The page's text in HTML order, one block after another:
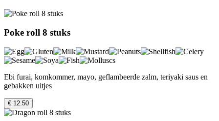
Poke roll 8 stuks
Ebi furai, komkommer, mayo, geflambeerde zalm, teriyaki saus en
gebakken uitjes
€ 12.50